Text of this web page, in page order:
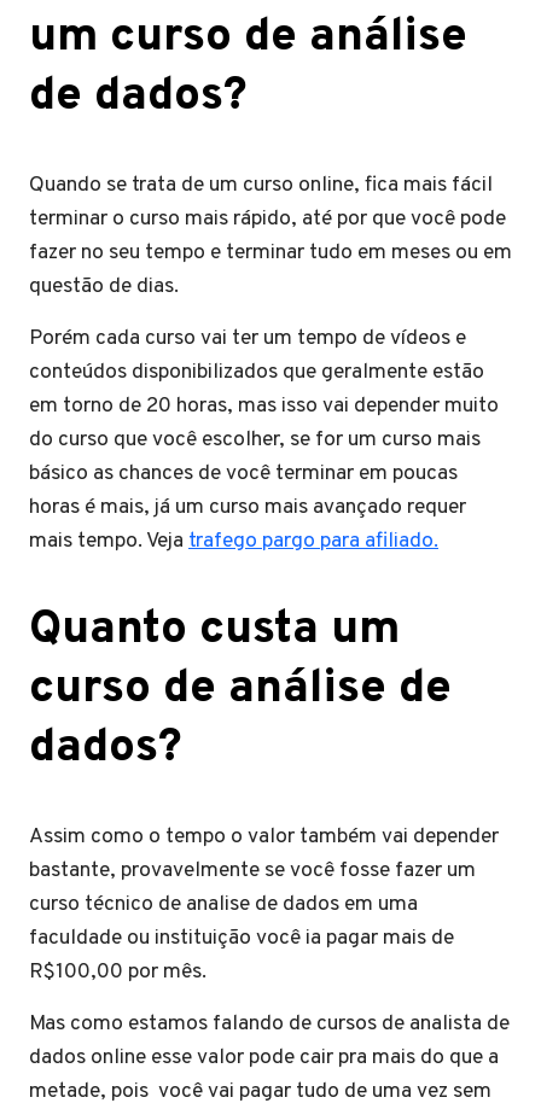
um curso de análise
de dados?
Quando se trata de um curso online, fica mais fácil
terminar o curso mais rápido, até por que você pode
fazer no seu tempo e terminar tudo em meses ou em
questão de dias.
Porém cada curso vai ter um tempo de vídeos e
conteúdos disponibilizados que geralmente estão
em torno de 20 horas, mas isso vai depender muito
do curso que você escolher, se for um curso mais
básico as chances de você terminar em poucas
horas é mais, já um curso mais avançado requer
mais tempo. Veja trafego pargo para afiliado.
Quanto custa um
curso de análise de
dados?
Assim como o tempo o valor também vai depender
bastante, provavelmente se você fosse fazer um
curso técnico de analise de dados em uma
faculdade ou instituição você ia pagar mais de
R$100,00 por mês.
Mas como estamos falando de cursos de analista de
dados online esse valor pode cair pra mais do que a
metade, pois você vai pagar tudo de uma vez sem